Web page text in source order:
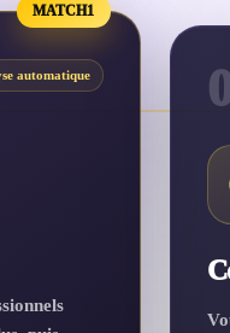
MATCH1
automatique